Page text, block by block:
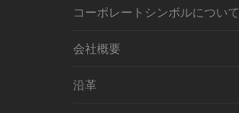
コーポレートシンボルについて
会社概要
沿革